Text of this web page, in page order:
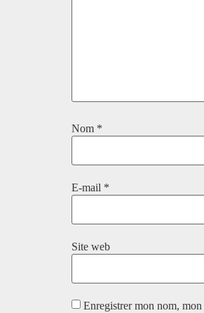
Nom *
E-mail *
Site web
Enregistrer mon nom,